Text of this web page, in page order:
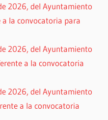
2026, del Ayuntamiento
a la convocatoria para
2026, del Ayuntamiento
a la convocatoria
2026, del Ayuntamiento
a la convocatoria